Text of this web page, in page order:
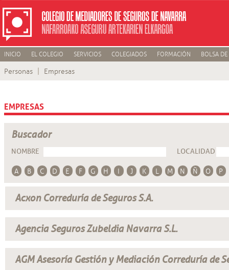
INICIO EL COLEGIO SERVICIOS COLEGIADOS FORMACIÓN BOLSA
Personas Empresas
EMPRESAS
Buscador
NOMBRE LOCALIDAD
A B C D E F G H I J K L M N Ñ O P
Acxon Correduría de Seguros S.A.
Agencia Seguros Zubeldia Navarra S.L.
AGM Asesoría Gestión y Mediación Correduría de